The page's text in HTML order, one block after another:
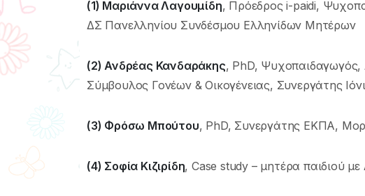
(1) Μαριάννα Λαγουμίδη, Πρόεδρος i-paidi,
ΔΣ Πανελληνίου Συνδέσμου Ελληνίδων Μητέρων
(2) Ανδρέας Κανδαράκης, PhD,
Σύμβουλος Γονέων & Οικογένειας, Συνεργάτης
(3) Φρόσω Μπούτου, PhD, Συνεργάτης ΕΚΠΑ,
(4) Σοφία Κιζιρίδη, Case study – μητέρα παιδιού